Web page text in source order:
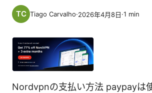
Tiago Carvalho·2026年4月8日·1 min
Nordvpnの支払い方法 paypayは